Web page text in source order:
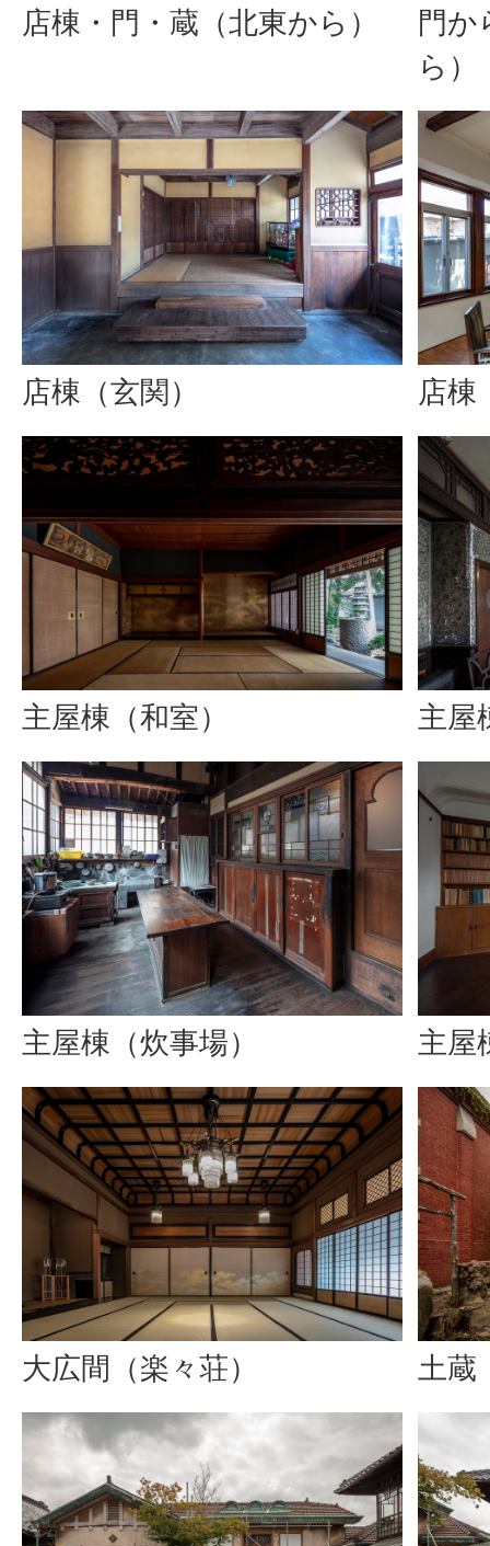
店棟・門・蔵（北東から）
門か
ら）
店棟（玄関） 店棟
主屋棟（和室） 主屋
主屋棟（炊事場） 主屋
大広間（楽々荘） 土蔵